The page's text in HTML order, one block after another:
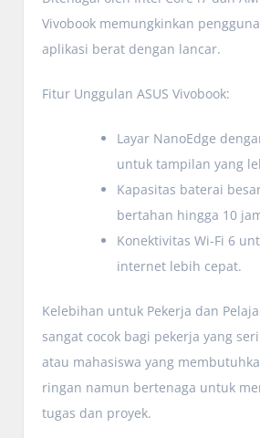
Vivobook memungkinkan
aplikasi berat dengan lancar.
Fitur Unggulan ASUS Vivobook:
Layar NanoEdge
untuk tampilan yang
Kapasitas baterai
bertahan hingga 10
Konektivitas Wi-Fi 6
internet lebih cepat.
Kelebihan untuk Pekerja dan
sangat cocok bagi pekerja yang
atau mahasiswa yang
ringan namun bertenaga untuk
tugas dan proyek.